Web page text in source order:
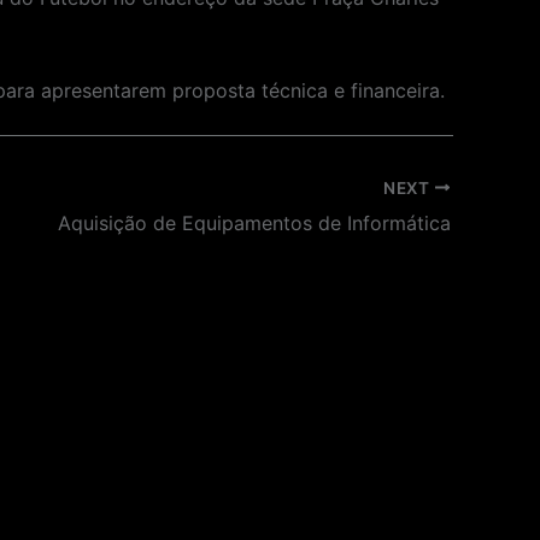
apresentarem proposta técnica e financeira.
NEXT
Aquisição de Equipamentos de Informática